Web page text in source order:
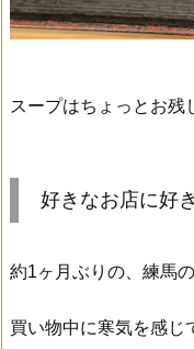
スープはちょっとお残
好きなお店に好
約1ヶ月ぶりの、練馬
買い物中に寒気を感じ